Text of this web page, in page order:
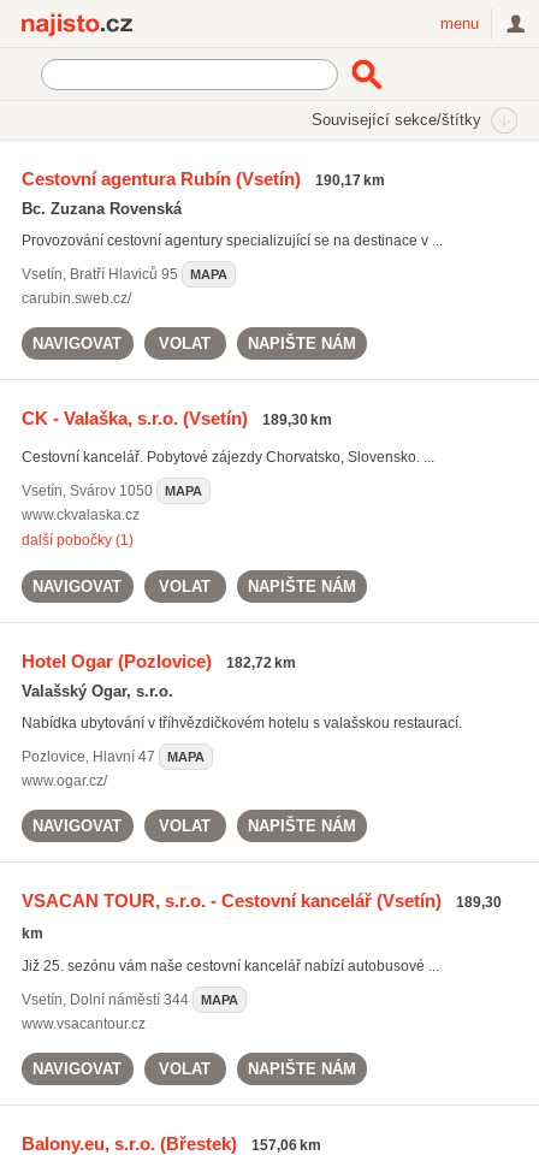
menu
Související sekce/štítky
Ubytování (11044)
Cestovní kanceláře a agentury (2486)
Cestovní agentura Rubín(Vsetín) 190,17 km
Bc. Zuzana Rovenská
Provozování cestovní agentury specializující se na destinace v ...
Vsetín, Bratří Hlaviců 95 MAPA
carubin.sweb.cz/
NAVIGOVAT VOLAT NAPIŠTE NÁM
CK - Valaška, s.r.o.(Vsetín) 189,30 km
Cestovní kancelář. Pobytové zájezdy Chorvatsko, Slovensko. ...
Vsetín, Svárov 1050 MAPA
www.ckvalaska.cz
další pobočky (1)
NAVIGOVAT VOLAT NAPIŠTE NÁM
Hotel Ogar(Pozlovice) 182,72 km
Valašský Ogar, s.r.o.
Nabídka ubytování v tříhvězdičkovém hotelu s valašskou restaurací.
Pozlovice, Hlavní 47 MAPA
www.ogar.cz/
NAVIGOVAT VOLAT NAPIŠTE NÁM
VSACAN TOUR, s.r.o. - Cestovní kancelář(Vsetín)
189,30
km
Již 25. sezónu vám naše cestovní kancelář nabízí autobusové ...
Vsetín, Dolní náměstí 344 MAPA
www.vsacantour.cz
NAVIGOVAT VOLAT NAPIŠTE NÁM
Balony.eu, s.r.o.(Břestek) 157,06 km